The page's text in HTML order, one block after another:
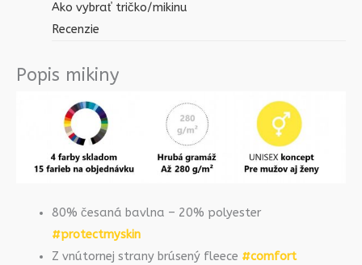
Ako vybrať tričko/mikinu
Recenzie
Popis mikiny
80% česaná bavlna – 20% polyester
#protectmyskin
Z vnútornej strany brúsený fleece #comfort